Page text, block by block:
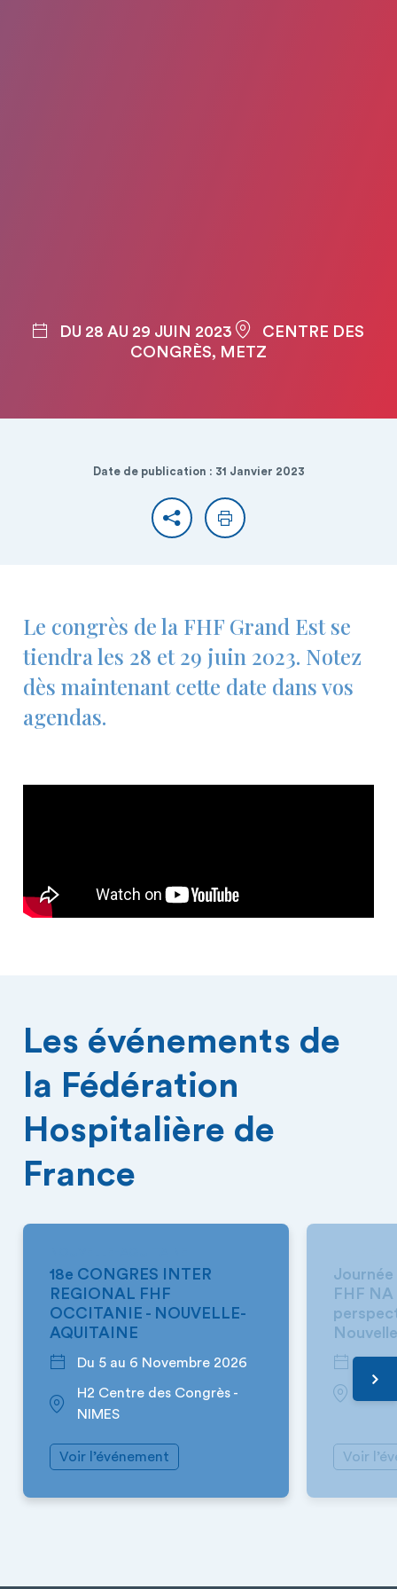
DU 28 AU 29 JUIN 2023
CENTRE DES
CONGRÈS, METZ
Date de publication : 31 Janvier 2023
PartagerImprimer
Le congrès de la FHF Grand Est se
tiendra les 28 et 29 juin 2023. Notez
dès maintenant cette date dans vos
agendas.
Les événements de
la Fédération
Hospitalière de
France
18e CONGRES INTER
REGIONAL FHF
OCCITANIE - NOUVELLE-
AQUITAINE
Du 5 au 6 Novembre 2026
H2 Centre des Congrès -
NIMES
Voir l’événement
FHF
Voir